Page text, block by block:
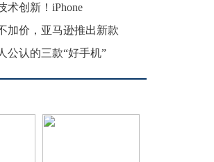
术创新！iPhone
加价，亚马逊推出新款
公认的三款“好手机”